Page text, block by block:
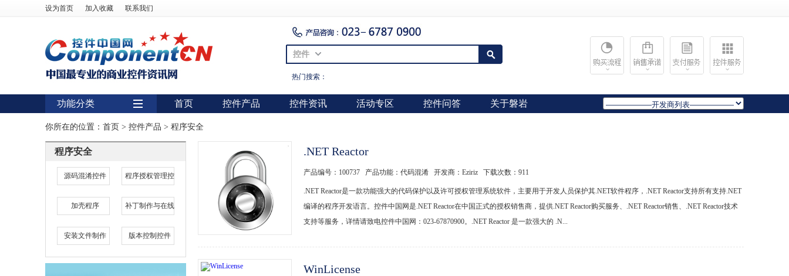
设为首页 加入收藏 联系我们
控件
热门搜索：
功能分类
用户界面
报表
图表
扫描识别
数据库
条形码
首页 控件产品 控件资讯 活动专区 控件问答 关于磐岩
你所在的位置： 首页 > 控件产品 > 程序安全
程序安全
源码混淆控件 程序授权管理控
加壳程序 补丁制作与在线
安装文件制作 版本控制控件
.NET Reactor
产品编号：100737 产品功能：代码混淆 开发商：Eziriz 下载次数： 911
.NET Reactor是一款功能强大的代码保护以及许可授权管理系统软件，主要用于开发人员保护其.NET软件程序，.NET Reactor支持所有支持.NET
编译的程序开发语言。控件中国网是.NET Reactor在中国正式的授权销售商，提供.NET Reactor购买服务、.NET Reactor销售、.NET Reactor技术
支持等服务，详情请致电控件中国网：023-67870900。.NET Reactor 是一款强大的 .N...
WinLicense